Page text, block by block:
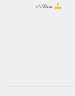
مقالات